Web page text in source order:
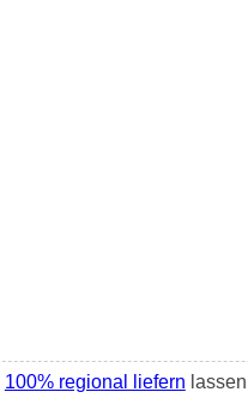
100% regional liefern